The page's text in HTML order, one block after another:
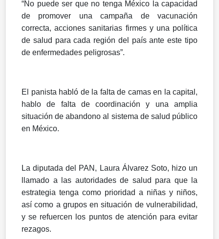
“No puede ser que no tenga México la capacidad
de promover una campaña de vacunación
correcta, acciones sanitarias firmes y una política
de salud para cada región del país ante este tipo
de enfermedades peligrosas”.
El panista habló de la falta de camas en la capital,
hablo de falta de coordinación y una amplia
situación de abandono al sistema de salud público
en México.
La diputada del PAN, Laura Álvarez Soto, hizo un
llamado a las autoridades de salud para que la
estrategia tenga como prioridad a niñas y niños,
así como a grupos en situación de vulnerabilidad,
y se refuercen los puntos de atención para evitar
rezagos.